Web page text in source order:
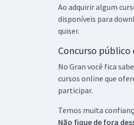
Ao adquirir algum
disponíveis para
quiser.
Concurso público
No Gran você fica
cursos online que
participar.
Temos muita
Não fique de fora